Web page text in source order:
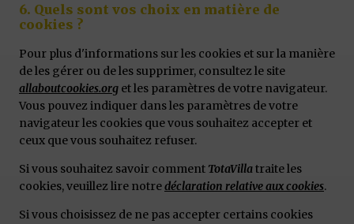
6. Quels sont vos choix en matière de
cookies ?
Pour plus d'informations sur les cookies et sur la manière
de les gérer ou de les supprimer, consultez le site
allaboutcookies.org et les paramètres de votre navigateur.
Vous pouvez indiquer dans les paramètres de votre
navigateur les cookies que vous souhaitez accepter et
ceux que vous souhaitez refuser.
Si vous souhaitez savoir comment TotaVillatraite les
cookies, veuillez lire notredéclaration relative aux cookies.
Si vous choisissez de ne pas accepter certains cookies